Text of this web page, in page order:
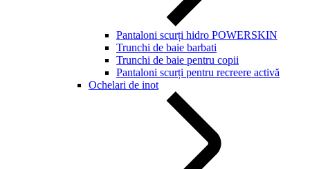
Pantaloni scurți hidro POWERSKIN
Trunchi de baie barbati
Trunchi de baie pentru copii
Pantaloni scurți pentru recreere activă
Ochelari de inot